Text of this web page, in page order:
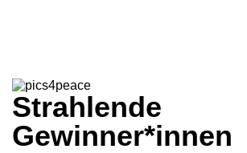
Strahlende
Gewinner*innen